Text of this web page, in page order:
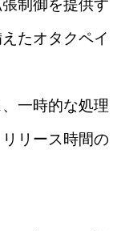
制御を提供す
たオタクペイ
一時的な処理
リース時間の